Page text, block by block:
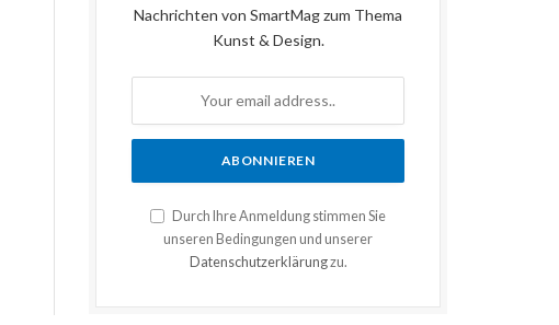
Nachrichten von SmartMag zum Thema
Kunst & Design.
Durch Ihre Anmeldung stimmen Sie
unseren Bedingungen und unserer
Datenschutzerklärungzu.